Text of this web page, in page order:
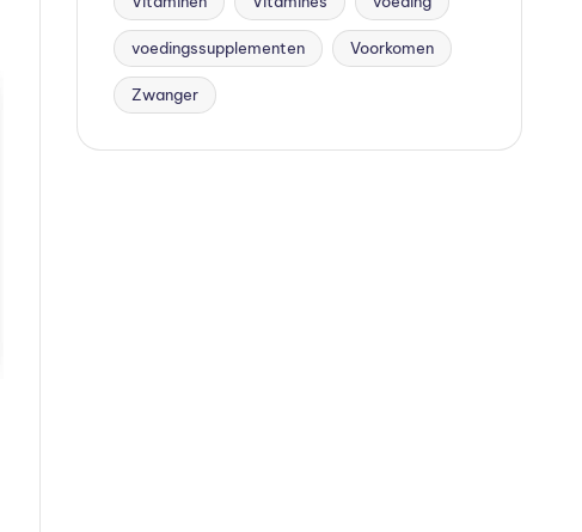
voedingssupplementen Voorkomen
Zwanger